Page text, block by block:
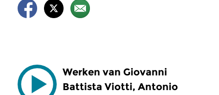
Werken van Giovanni
Battista Viotti, Antonio